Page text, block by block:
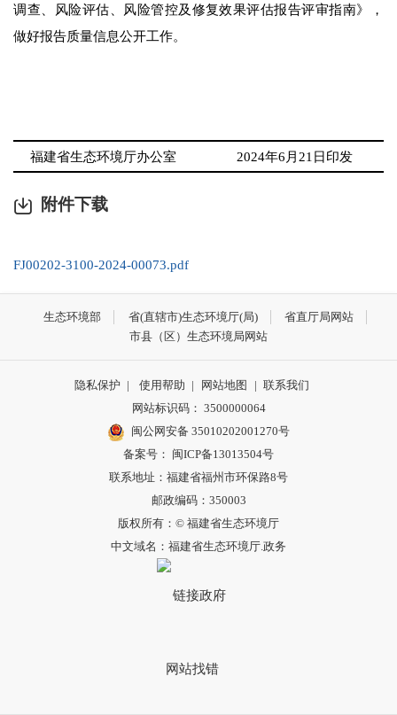
调查、风险评估、风险管控及修复效果评估报告评审指南》，
做好报告质量信息公开工作。
福建省生态环境厅办公室 2024年6 月 21 日印发
附件下载
FJ00202-3100-2024-00073.pdf
生态环境部 省(直辖市)生态环境厅(局)
省直厅局网站
市县（区）生态环境局网站
隐私保护 | 使用帮助 | 网站地图 | 联系我们
网站标识码： 3500000064
闽公网安备 35010202001270号
备案号： 闽ICP备13013504号
联系地址：福建省福州市环保路8号
邮政编码：350003
版权所有：© 福建省生态环境厅
中文域名：福建省生态环境厅.政务